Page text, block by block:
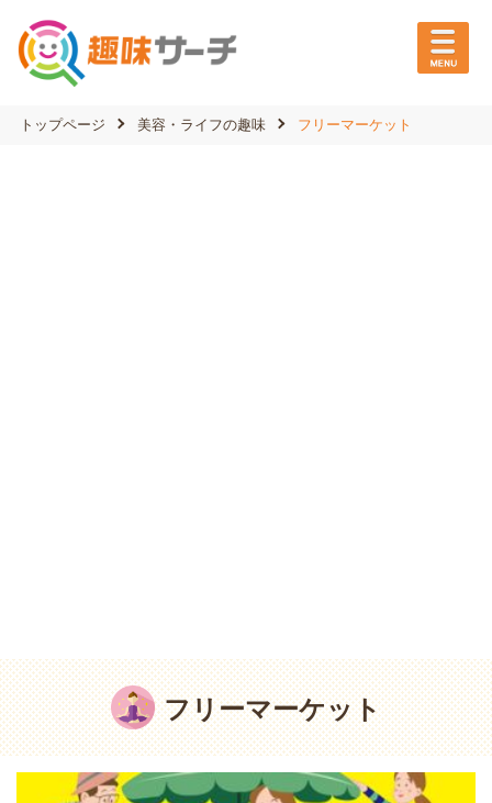
トップページ 美容・ライフの趣味 フリーマーケット
フリーマーケット